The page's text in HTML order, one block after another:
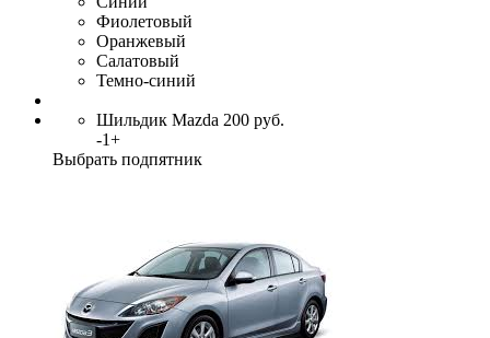
Фиолетовый
Оранжевый
Салатовый
Темно-синий
Шильдик Mazda 200 руб.
-1+
Выбрать подпятник